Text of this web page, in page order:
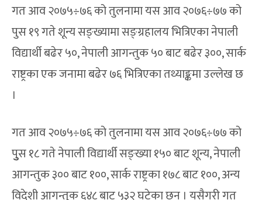
गत आव २०७५÷७६ को तुलनामा यस आव २०७६÷७७ को
पुस १९ गते शून्य सङ्ख्यामा सङ्ग्रहालय भित्रिएका नेपाली
विद्यार्थी बढेर ५०, नेपाली आगन्तुक ५० बाट बढेर ३००, सार्क
राष्ट्रका एक जनामा बढेर ७६ भित्रिएका तथ्याङ्कमा उल्लेख छ
।
गत आव २०७५÷७६ को तुलनामा यस आव २०७६÷७७ को
पुुुस १८ गते नेपाली विद्यार्थी सङ्ख्या १५० बाट शून्य, नेपाली
आगन्तुक ३०० बाट १००, सार्क राष्ट्रका १७८ बाट १००, अन्य
विदेशी आगन्तुक ६४८ बाट ५३२ घटेका छन् । यसैगरी गत